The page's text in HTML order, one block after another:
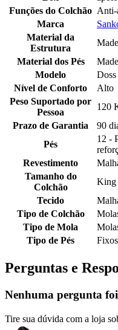
Funções do Colchão Anti-
Marca
Material da
Estrutura
Material dos Pés
Modelo
Doss
Nível de Conforto
Alto
Peso Suportado por
Pessoa
120
Prazo de Garantia
90
Pés
12 -
Revestimento
Tamanho do
Colchão
King
Tecido
Tipo de Colchão
Tipo de Mola
Tipo de Pés
Perguntas e
Nenhuma pergunta
Tire sua dúvida com a loja